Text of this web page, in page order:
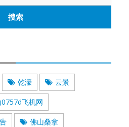
乾濠 云景
飞机网
佛山桑拿